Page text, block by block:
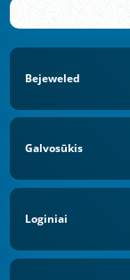
Bejeweled
Galvosūkis
Loginiai